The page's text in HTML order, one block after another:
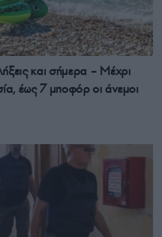
και σήμερα – Μέχρι
έως 7 μποφόρ οι άνεμοι